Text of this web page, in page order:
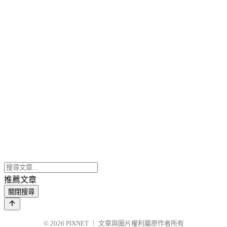
推薦文章
關閉搜尋
© 2026 PIXNET 文章與圖片權利屬原作者所有